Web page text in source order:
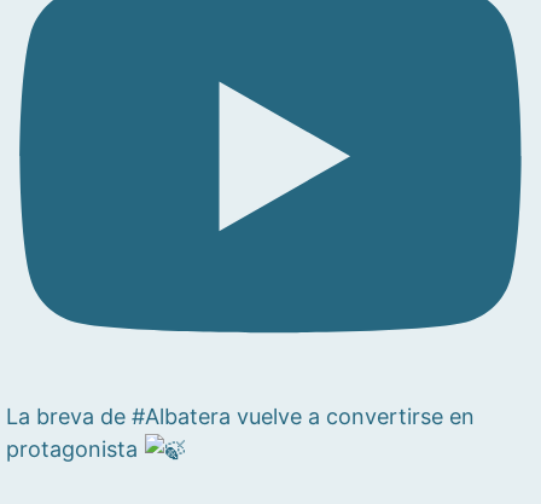
La breva de #Albatera vuelve a convertirse en
protagonista